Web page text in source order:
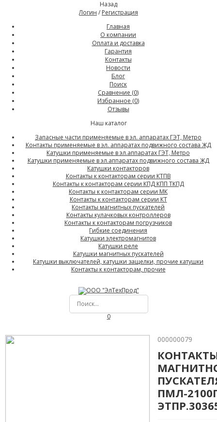
Назад
Логин / Регистрация
Главная
О компании
Оплата и доставка
Гарантия
Контакты
Новости
Блог
Поиск
Сравнение (0)
Избранное (0)
Отзывы
Наш каталог
Запасные части применяемые в эл. аппаратах ГЭТ, Метро
Контакты применяемые в эл. аппаратах подвижного состава ЖД
Катушки применяемые в эл.аппаратах ГЭТ, Метро
Катушки применяемые в эл.аппаратах подвижного состава ЖД
Катушки контакторов
Контакты к контакторам серии КТПВ
Контакты к контакторам серии КПД КПП ТКПД
Контакты к контакторам серии МК
Контакты к контакторам серии КТ
Контакты магнитных пускателей
Контакты кулачковых контроллеров
Контакты к контакторам погрузчиков
Гибкие соединения
Катушки электромагнитов
Катушки реле
Катушки магнитных пускателей
Катушки выключателей, катушки защелки, прочие катушки
Контакты к контакторам, прочие
0
000000079
ПМЛ-